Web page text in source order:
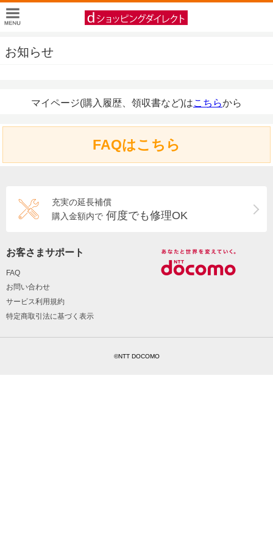
お知らせ
マイページ(購入履歴、領収書など)はこちらから
FAQはこちら
充実の延長補償
購入金額内で 何度でも修理OK
お客さまサポート
FAQ
お問い合わせ
サービス利用規約
特定商取引法に基づく表示
©NTT DOCOMO